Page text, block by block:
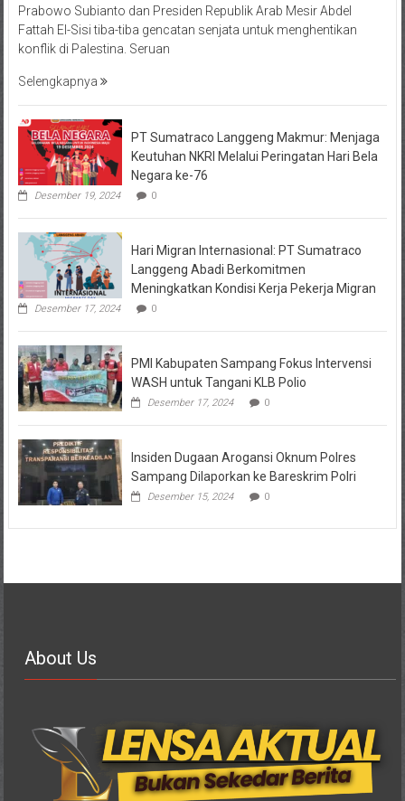
Prabowo Subianto dan Presiden Republik Arab Mesir Abdel
Fattah El-Sisi tiba-tiba gencatan senjata untuk menghentikan
konflik di Palestina. Seruan
Selengkapnya
PT Sumatraco Langgeng Makmur: Menjaga
Keutuhan NKRI Melalui Peringatan Hari Bela
Negara ke-76
Desember 19, 2024 0
Hari Migran Internasional: PT Sumatraco
Langgeng Abadi Berkomitmen
Meningkatkan Kondisi Kerja Pekerja Migran
Desember 17, 2024 0
PMI Kabupaten Sampang Fokus Intervensi
WASH untuk Tangani KLB Polio
Desember 17, 2024 0
Insiden Dugaan Arogansi Oknum Polres
Sampang Dilaporkan ke Bareskrim Polri
Desember 15, 2024 0
About Us